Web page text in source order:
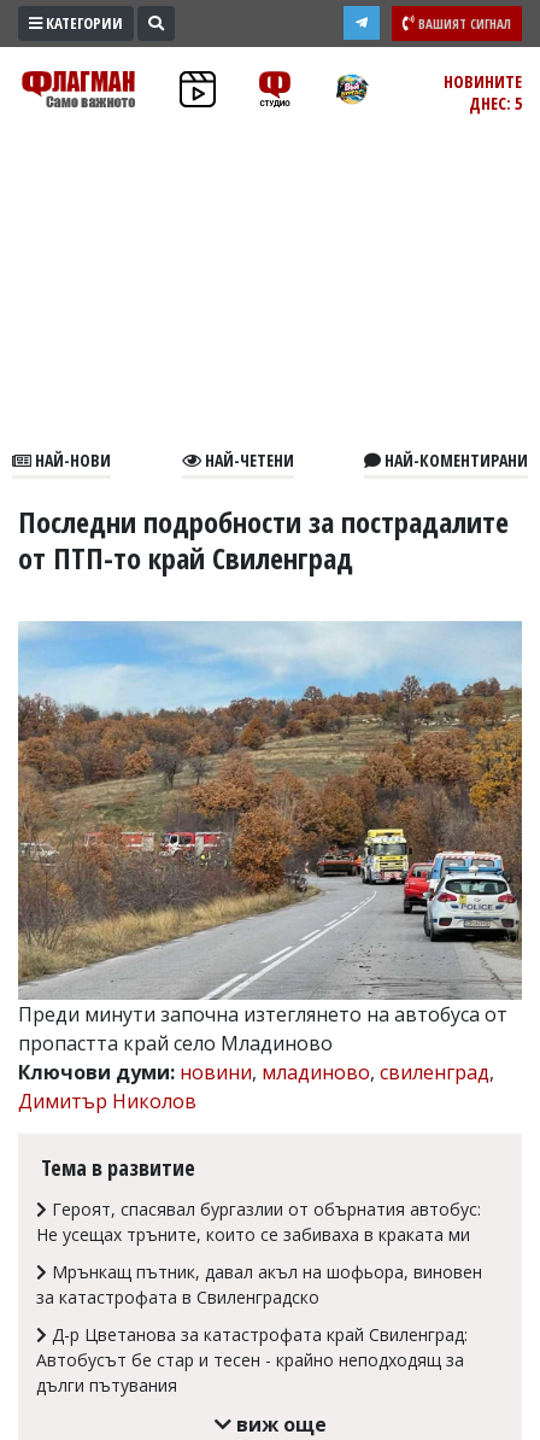
ПРОМО
ЗОНА
В
УКРАЙНА
РАЗСЛЕДВАНЕ
ЮГ
Управители:
Веселин
Василев,
email:
v.vasilev@flagman.bg
Катя
Касабова,
еmail:k.kassabova@flagman.bg
Главен
редактор:
Иван
Колев,
email:
office@flagman.bg
Коментарите
читателите
редакцията
носи
отговорност
тях!
КАТЕГОРИИ ВАШИЯТ СИГНАЛ
НОВИНИТЕ
ДНЕС: 5
НАЙ-НОВИ НАЙ-ЧЕТЕНИ НАЙ-КОМЕНТИРАНИ
Последни подробности за пострадалите
от ПТП-то край Свиленград
Преди минути започна изтеглянето на автобуса от
пропастта край село Младиново
Ключови думи: новини, младиново, свиленград,
Димитър Николов
Тема в развитие
Героят, спасявал бургазлии от обърнатия автобус:
Не усещах тръните, които се забиваха в краката ми
Мрънкащ пътник, давал акъл на шофьора, виновен
за катастрофата в Свиленградско
Д-р Цветанова за катастрофата край Свиленград:
Автобусът бе стар и тесен - крайно неподходящ за
дълги пътувания
виж още